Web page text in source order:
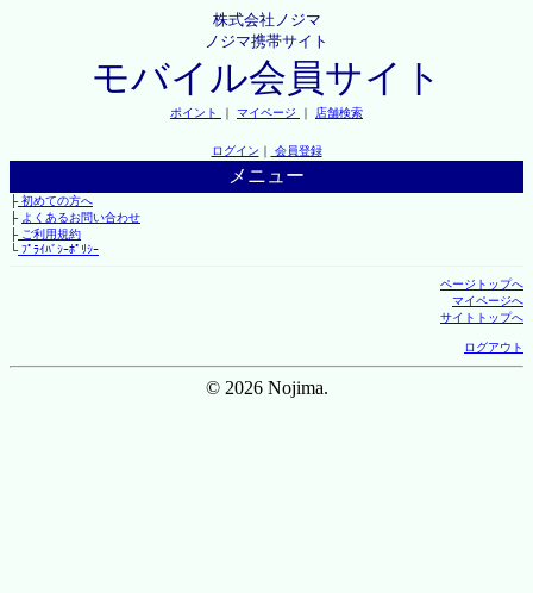
株式会社ノジマ
ノジマ携帯サイト
モバイル会員サイト
ポイント ｜ マイページ ｜ 店舗検索
ログイン ｜ 会員登録
メニュー
├初めての方へ
├ よくあるお問い合わせ
├ご利用規約
└ﾌﾟﾗｲﾊﾞｼｰﾎﾟﾘｼｰ
ページトップへ
マイページへ
サイトトップへ
ログアウト
© 2026 Nojima.